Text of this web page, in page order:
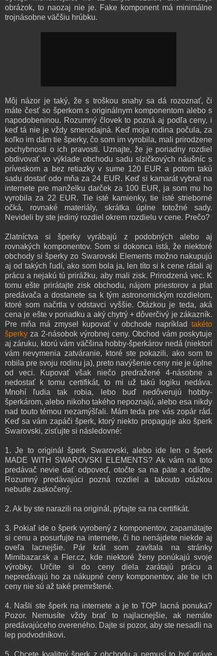
obrázok, to naozaj nie je. Fake komponent má minimálne
trojnásobne väčšiu hrúbku.
Môj názor je taký, že s troškou snahy sa dá rozoznať, či
máte česť so šperkom s originálnym komponentom alebo s
napodobeninou. Rozumný človek to pozná aj podľa ceny, i
keď tá nie je vždy smerodajná. Keď moja rodina počula, za
koľko im dám tie šperky, čo som im vyrobila, mali prirodzene
pochybnosti o ich pravosti. Uznajte, že je poriadny rozdiel
obdivovať vo výklade obchodu sadu slzičkových náušníc s
príveskom a bez retiazky v sume 120 EUR a potom takú
sadu dostať odo mňa za 24 EUR. Keď si kamarát vybral na
internete pre manželku darček za 100 EUR, ja som mu ho
vyrobila za 22 EUR. Tie isté kamienky, tie isté strieborné
očká, rovnaké materiály, skrátka úplne totožné sady.
Nevideli by ste jediný rozdiel okrem rozdielu v cene. Prečo?
Zlatníctva si šperky vyrábajú z podobných alebo aj
rovnakých komponentov. Som si dokonca istá, že niektoré
obchody si šperky zo Swarovski Elements možno nakupujú
aj od takých ľudí, ako som bola ja, len títo si k cene rátali aj
prácu a nejakú tú prirážku, aby mali zisk. Prirodzená vec. K
tomu ešte prirátajte zisk obchodu, nájom priestorov a plat
predávača a dostanete sa k tým astronomickým rozdielom,
ktoré som načrtla v odstavci vyššie. Otázkou je teda, aká
cena je ešte v poriadku a aký chytrý + dôverčivý je zákazník.
Pre mňa má zmysel kupovať v obchode napríklad takéto
šperky za 2-násobok výrobnej ceny. Obchod vám poskytuje
aj záruku, ktorú vám väčšina hobby-šperkárov nedá (niektorí
vám nevymenia zatváranie, ktoré ste pokazili, ako som to
robila pre svoju rodinu ja), preto navýšenie ceny nie je úplne
od veci. Kupovať však niečo predražené 4-násobne a
nedostať k tomu certifikát, to mi už takú logiku nedáva.
Mnohí ľudia tak robia, lebo buď nedôverujú hobby-
šperkárom, alebo nikoho takého nepoznajú, alebo esa nikdy
nad touto témou nezamýšľali. Mám teda pre vás zopár rád.
Keď sa vám zapáči šperk, ktorý niekto propaguje ako šperk
Swarovski, zisťujte si následovné:
1. Je to originál šperk Swarovski, alebo ide len o šperk
MADE WITH SWAROVSKI ELEMENTS? Ak vám na toto
predávač nevie dať odpoveď, otočte sa na päte a odíďte.
Rozumný predávajúci pozná rozdiel a takouto otázkou
nebude zaskočený.
2. Ak by ste narazili na originál, pýtajte sa na certifikát.
3. Pokiaľ ide o šperk vyrobený z komponentov, zapamätajte
si cenu a posurfujte na internete, či ho nenájdete niekde aj
oveľa lacnejšie. Pár krát som zavítala na stránky
Mimibazar.sk a Fler.cz, kde niektoré ženy ponúkajú svoje
výrobky. Určite si do ceny diela zarátajú prácu a
nepredávajú ho za nákupné ceny komponentov, ale tie ich
ceny nie sú až také premrštené.
4. Našli ste šperk na internete a je to TOP lacná ponuka?
Pozor. Nemusíte vždy brať to najlacnejšie, ak nemáte
predávajúceho overeného. Dajte si pozor, aby ste nesadli na
lep podvodníkovi.
5. Chcete kvalitný šperk z obchodu a nemusí to byť práve